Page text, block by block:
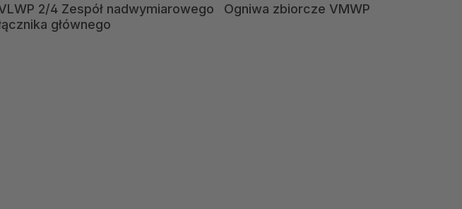
2/4 Zespół nadwymiarowego
głównego
Ogniwa zbiorcze VMWP